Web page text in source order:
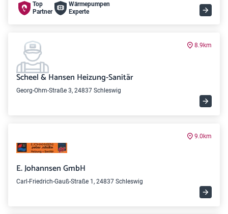
Top
Partner
Wärme­pumpen
Experte
8.9km
Scheel & Hansen Heizung-Sanitär
Georg-Ohm-Straße 3, 24837 Schleswig
9.0km
E. Johannsen GmbH
Carl-Friedrich-Gauß-Straße 1, 24837 Schleswig